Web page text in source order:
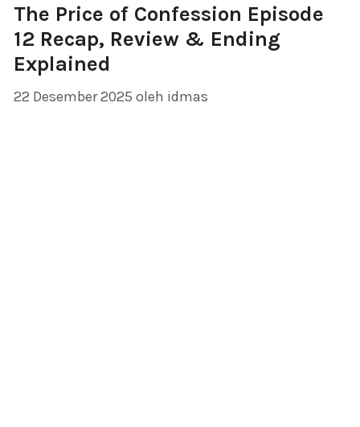
The Price of Confession Episode
12 Recap, Review & Ending
Explained
22 Desember 2025 oleh idmas